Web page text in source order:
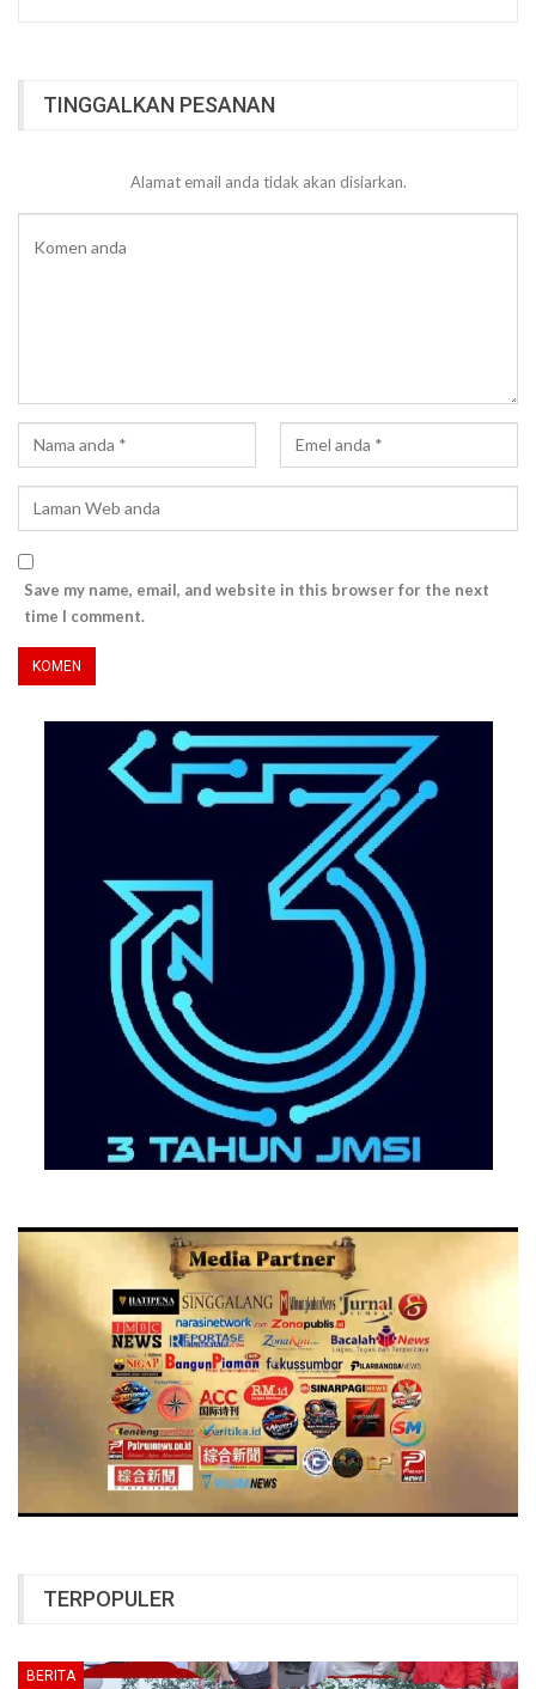
TINGGALKAN PESANAN
Alamat email anda tidak akan disiarkan.
Save my name, email, and website in this browser for the next
time I comment.
TERPOPULER
BERITA